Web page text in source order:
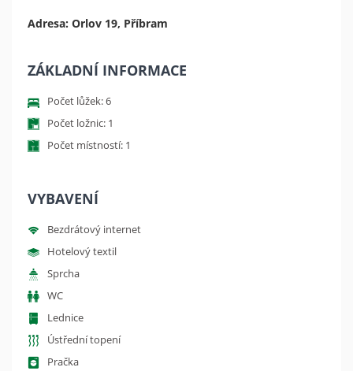
Adresa: Orlov 19, Příbram
ZÁKLADNÍ INFORMACE
Počet lůžek: 6
Počet ložnic: 1
Počet místností: 1
VYBAVENÍ
Bezdrátový internet
Hotelový textil
Sprcha
WC
Lednice
Ústřední topení
Pračka